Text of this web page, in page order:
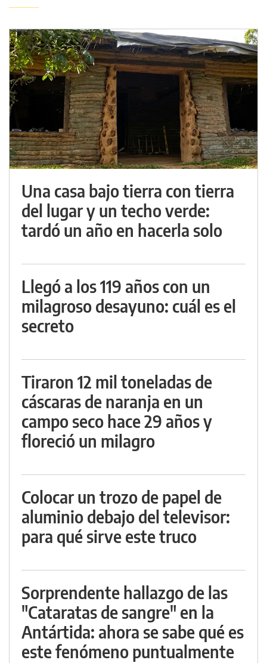
Una casa bajo tierra con tierra
del lugar y un techo verde:
tardó un año en hacerla solo
Llegó a los 119 años con un
milagroso desayuno: cuál es el
secreto
Tiraron 12 mil toneladas de
cáscaras de naranja en un
campo seco hace 29 años y
floreció un milagro
Colocar un trozo de papel de
aluminio debajo del televisor:
para qué sirve este truco
Sorprendente hallazgo de las
"Cataratas de sangre" en la
Antártida: ahora se sabe qué es
este fenómeno puntualmente